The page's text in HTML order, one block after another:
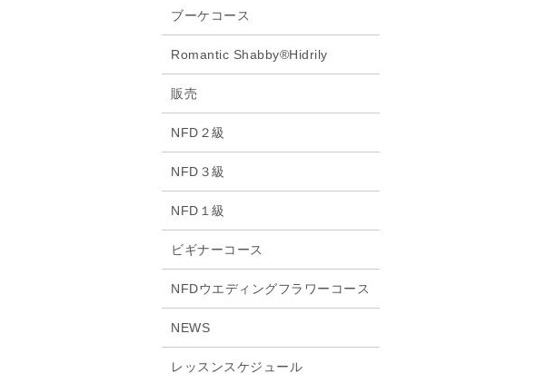
ブーケコース
Romantic Shabby®Hidrily
販売
NFD２級
NFD３級
NFD１級
ビギナーコース
NFDウエディングフラワーコース
NEWS
レッスンスケジュール